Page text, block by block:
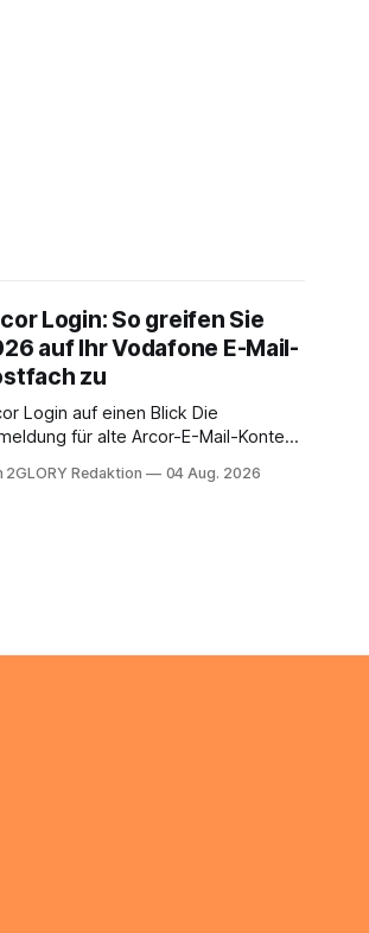
Login: So greifen Sie
auf Ihr Vodafone E-Mail-
zu
Login auf einen Blick Die
für alte Arcor-E-Mail-Konten
eine e mail adresse mit der Endung
2GLORY Redaktion 04 Aug. 2026